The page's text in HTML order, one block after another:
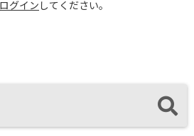
ログイン してください。